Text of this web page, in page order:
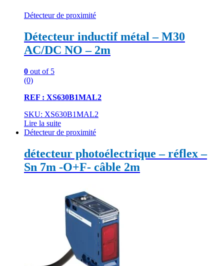
Détecteur de proximité
Détecteur inductif métal – M30
AC/DC NO – 2m
0 out of 5
(0)
REF : XS630B1MAL2
SKU: XS630B1MAL2
Lire la suite
Détecteur de proximité
détecteur photoélectrique – réflex –
Sn 7m -O+F- câble 2m